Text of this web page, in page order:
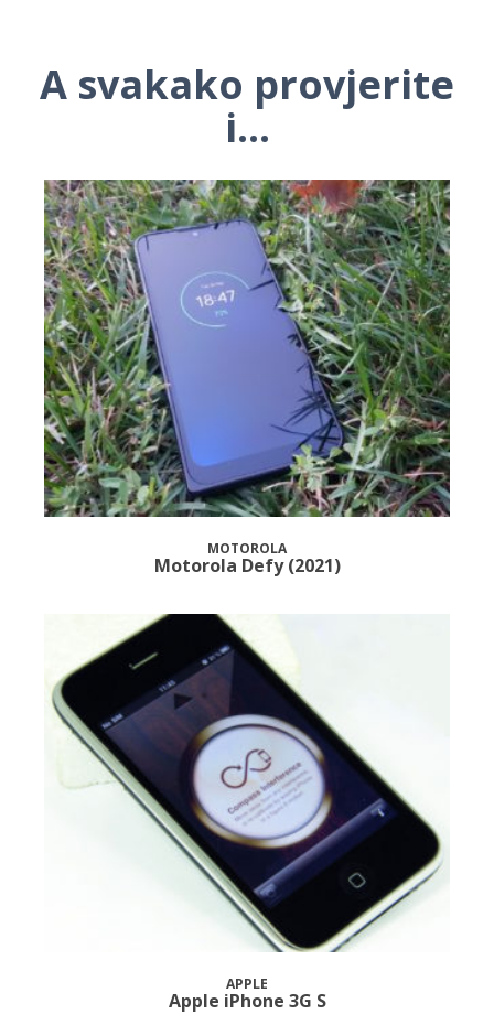
A svakako provjerite
i...
MOTOROLA
Motorola Defy (2021)
APPLE
Apple iPhone 3G S